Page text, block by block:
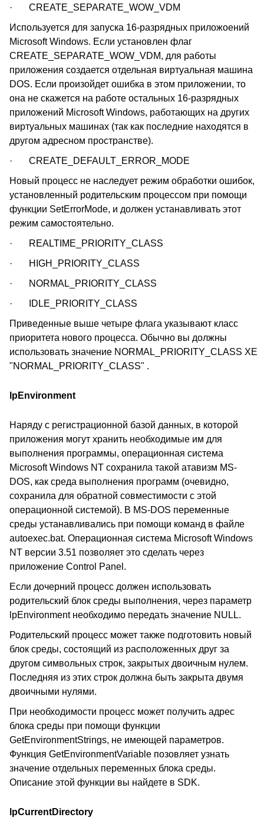
· CREATE_SEPARATE_WOW_VDM
Используется для запуска 16-разрядных приложоений
Microsoft Windows. Если установлен флаг
CREATE_SEPARATE_WOW_VDM, для работы
приложения создается отдельная виртуальная машина
DOS. Если произойдет ошибка в этом приложении, то
она не скажется на работе остальных 16-разрядных
приложений Microsoft Windows, работающих на других
виртуальных машинах (так как последние находятся в
другом адресном пространстве).
· CREATE_DEFAULT_ERROR_MODE
Новый процесс не наследует режим обработки ошибок,
установленный родительским процессом при помощи
функции SetErrorMode, и должен устанавливать этот
режим самостоятельно.
· REALTIME_PRIORITY_CLASS
· HIGH_PRIORITY_CLASS
· NORMAL_PRIORITY_CLASS
· IDLE_PRIORITY_CLASS
Приведенные выше четыре флага указывают класс
приоритета нового процесса. Обычно вы должны
использовать значение NORMAL_PRIORITY_CLASS XE
"NORMAL_PRIORITY_CLASS" .
lpEnvironment
Наряду с регистрационной базой данных, в которой
приложения могут хранить необходимые им для
выполнения программы, операционная система
Microsoft Windows NT сохранила такой атавизм MS-
DOS, как среда выполнения программ (очевидно,
сохранила для обратной совместимости с этой
операционной системой). В MS-DOS переменные
среды устанавливались при помощи команд в файле
autoexec.bat. Операционная система Microsoft Windows
NT версии 3.51 позволяет это сделать через
приложение Control Panel.
Если дочерний процесс должен использовать
родительский блок среды выполнения, через параметр
lpEnvironment необходимо передать значение NULL.
Родительский процесс может также подготовить новый
блок среды, состоящий из расположенных друг за
другом символьных строк, закрытых двоичным нулем.
Последняя из этих строк должна быть закрыта двумя
двоичными нулями.
При необходимости процесс может получить адрес
блока среды при помощи функции
GetEnvironmentStrings, не имеющей параметров.
Функция GetEnvironmentVariable позовляет узнать
значение отдельных переменных блока среды.
Описание этой функции вы найдете в SDK.
lpCurrentDirectory